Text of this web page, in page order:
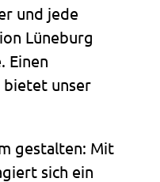
und jede
Lüneburg
Einen
bietet unser
gestalten: Mit
sich ein